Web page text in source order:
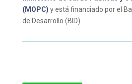
(MOPC) y está financiado por el
de Desarrollo (BID).